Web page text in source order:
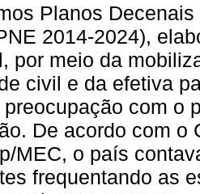
Planos
2014-2024),
por meio da
civil e da efetiva
com o
De acordo com o
MEC, o país
frequentando as